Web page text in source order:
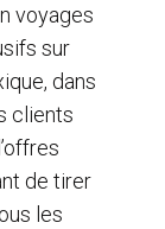
voyages
sur
dans
clients
de tirer
les